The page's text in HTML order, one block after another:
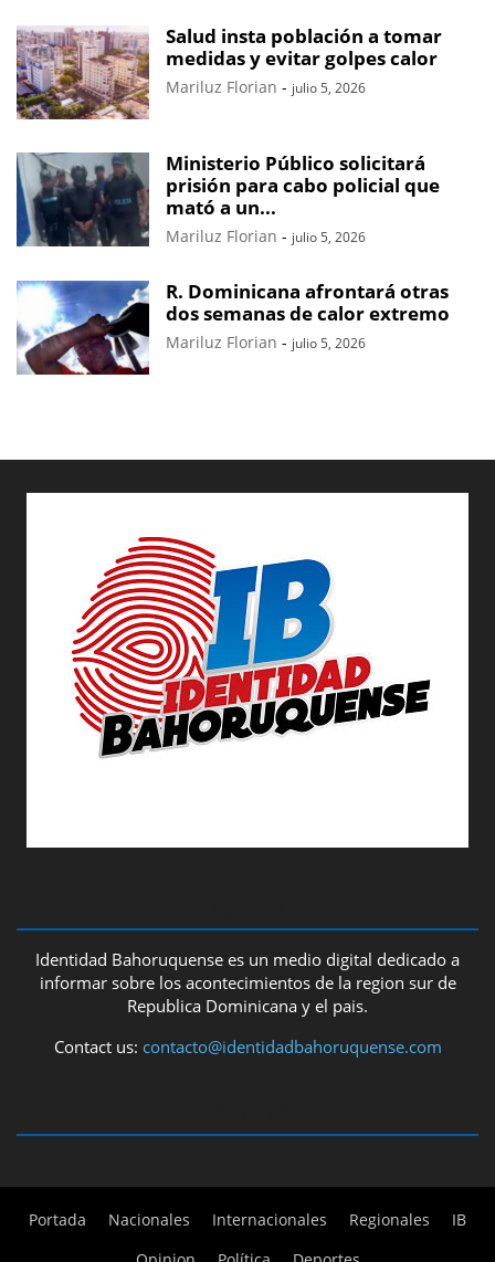
Salud insta población a tomar
medidas y evitar golpes calor
Mariluz Florian - julio 5, 2026
Ministerio Público solicitará
prisión para cabo policial que
mató a un...
Mariluz Florian - julio 5, 2026
R. Dominicana afrontará otras
dos semanas de calor extremo
Mariluz Florian - julio 5, 2026
Identidad Bahoruquense es un medio digital dedicado a
informar sobre los acontecimientos de la region sur de
Republica Dominicana y el pais.
Contact us: contacto@identidadbahoruquense.com
Portada Nacionales Internacionales Regionales
IB